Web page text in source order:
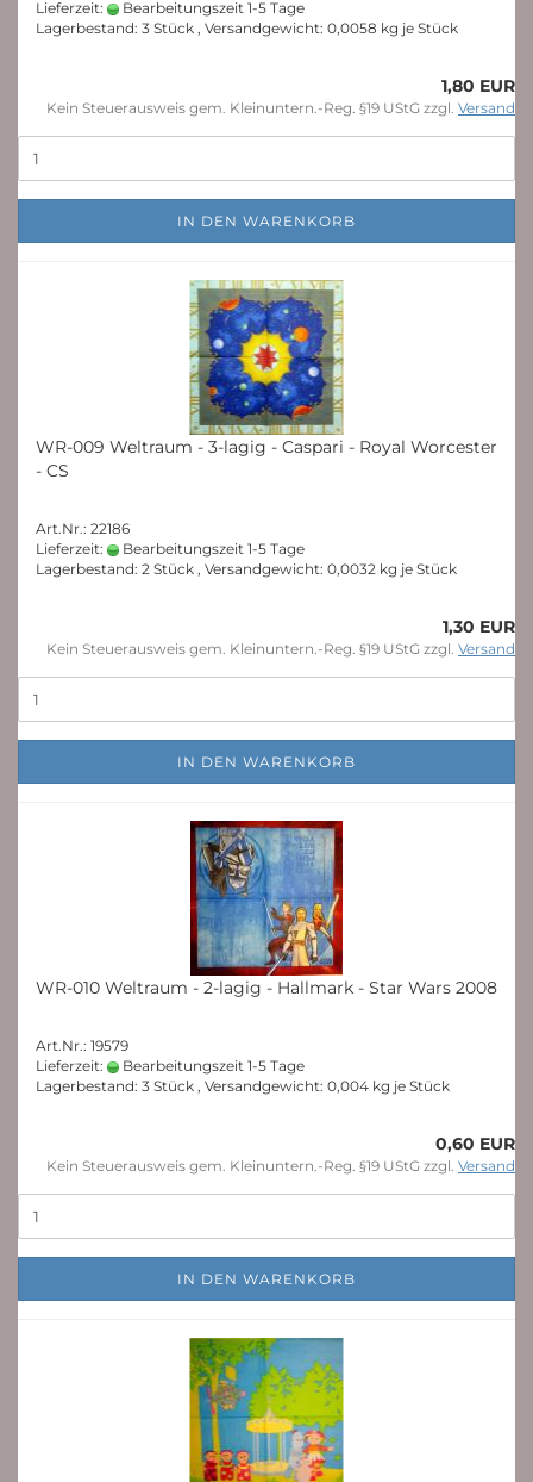
Lieferzeit:
Bearbeitungszeit 1-5 Tage
Lagerbestand: 3 Stück , Versandgewicht: 0,0058 kg je Stück
1,80 EUR
Kein Steuerausweis gem. Kleinuntern.-Reg. §19 UStG zzgl. Versand
IN DEN WARENKORB
WR-009 Weltraum - 3-lagig - Caspari - Royal Worcester
- CS
Art.Nr.: 22186
Lieferzeit:
Bearbeitungszeit 1-5 Tage
Lagerbestand: 2 Stück , Versandgewicht: 0,0032 kg je Stück
1,30 EUR
Kein Steuerausweis gem. Kleinuntern.-Reg. §19 UStG zzgl. Versand
IN DEN WARENKORB
WR-010 Weltraum - 2-lagig - Hallmark - Star Wars 2008
Art.Nr.: 19579
Lieferzeit:
Bearbeitungszeit 1-5 Tage
Lagerbestand: 3 Stück , Versandgewicht: 0,004 kg je Stück
0,60 EUR
Kein Steuerausweis gem. Kleinuntern.-Reg. §19 UStG zzgl. Versand
IN DEN WARENKORB